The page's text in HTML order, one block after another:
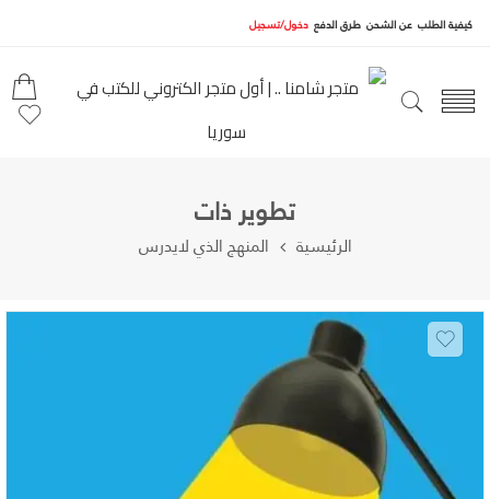
كيفية الطلب عن الشحن طرق الدفع دخول/تسجيل
تطوير ذات
الرئيسية المنهج الذي لايدرس